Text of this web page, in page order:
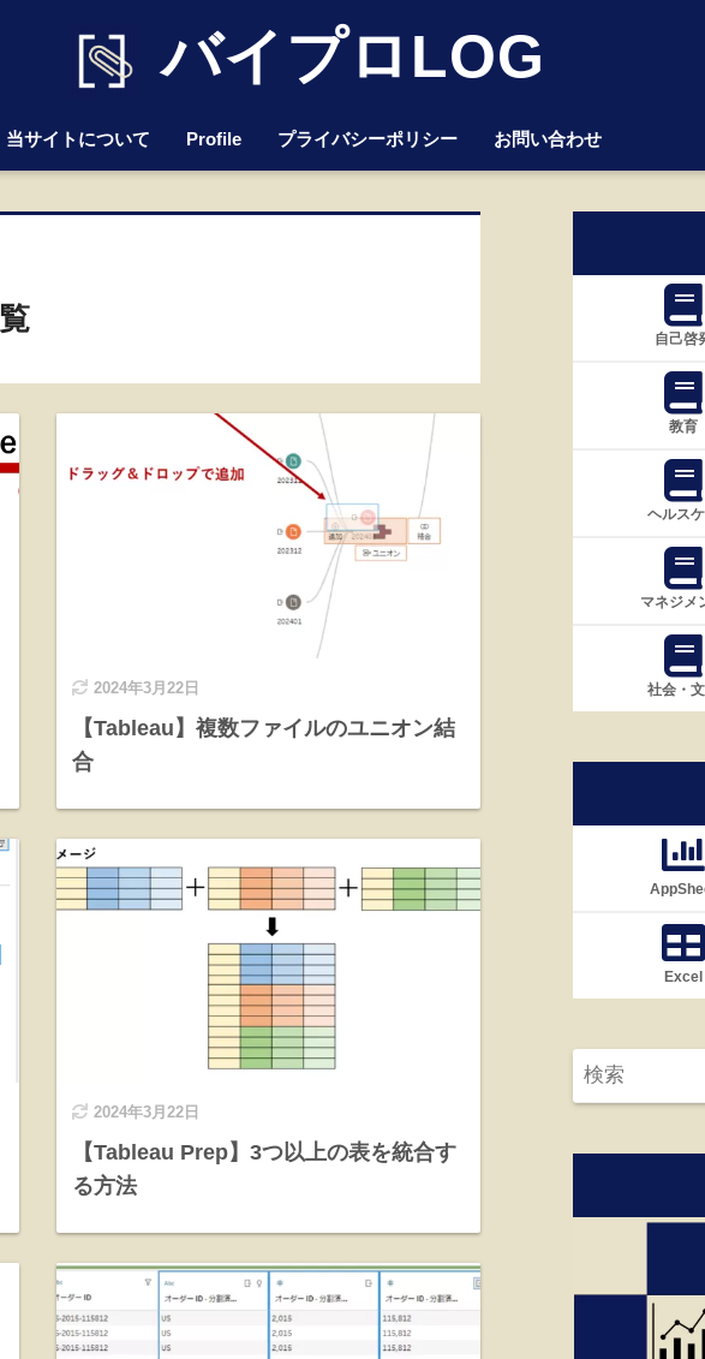
バイプロLOG
当サイトについて Profile プライバシーポリシー お問い合わせ
2024年3月22日
【Tableau】複数ファイルのユニオン結
合
2024年3月22日
【Tableau Prep】3つ以上の表を統合す
る方法
自己啓
教育
ヘルス
マネジメ
社会・
Excel